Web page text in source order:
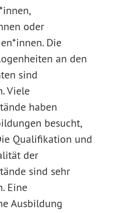
oder
Die
an den
sind
Viele
haben
besucht,
Qualifikation und
der
sind sehr
Eine
Ausbildung